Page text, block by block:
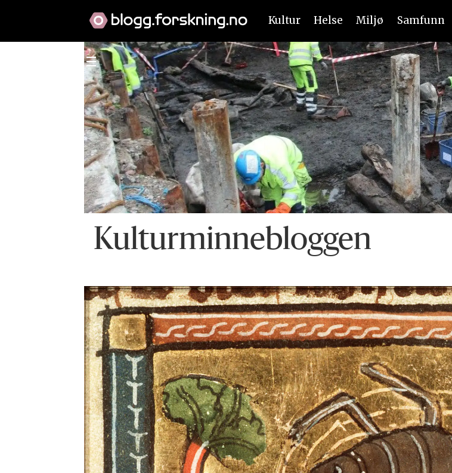
Kultur Helse Miljø Samfunn
Kulturminnebloggen